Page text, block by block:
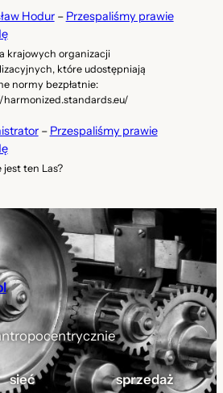
Hodur– Przespaliśmy prawie
krajowych organizacji
które udostępniają
normy bezpłatnie:
– Przespaliśmy prawie
jest ten Las?
sieć sprzedaż